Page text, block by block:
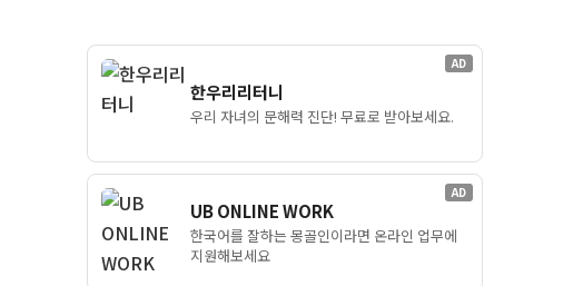
AD
한우리리터니
우리 자녀의 문해력 진단! 무료로 받아보세요.
AD
UB ONLINE WORK
한국어를 잘하는 몽골인이라면 온라인 업무에
지원해보세요